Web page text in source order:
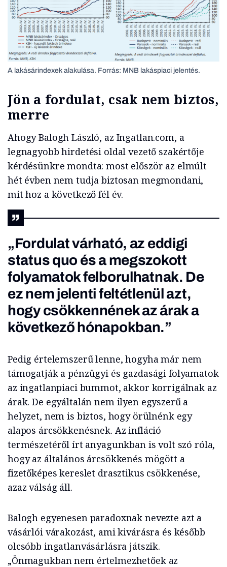
A lakásárindexek alakulása. Forrás: MNB lakáspiaci jelentés.
Jön a fordulat, csak nem biztos,
merre
Ahogy Balogh László, az Ingatlan.com, a
legnagyobb hirdetési oldal vezető szakértője
kérdésünkre mondta: most először az elmúlt
hét évben nem tudja biztosan megmondani,
mit hoz a következő fél év.
„Fordulat várható, az eddigi
status quo és a megszokott
folyamatok felborulhatnak. De
ez nem jelenti feltétlenül azt,
hogy csökkennének az árak a
következő hónapokban.”
Pedig értelemszerű lenne, hogyha már nem
támogatják a pénzügyi és gazdasági folyamatok
az ingatlanpiaci bummot, akkor korrigálnak az
árak. De egyáltalán nem ilyen egyszerű a
helyzet, nem is biztos, hogy örülnénk egy
alapos árcsökkenésnek. Az infláció
természetéről írt anyagunkban is volt szó róla,
hogy az általános árcsökkenés mögött a
fizetőképes kereslet drasztikus csökkenése,
azaz válság áll.
Balogh egyenesen paradoxnak nevezte azt a
vásárlói várakozást, ami kivárásra és később
olcsóbb ingatlanvásárlásra játszik.
„Önmagukban nem értelmezhetőek az